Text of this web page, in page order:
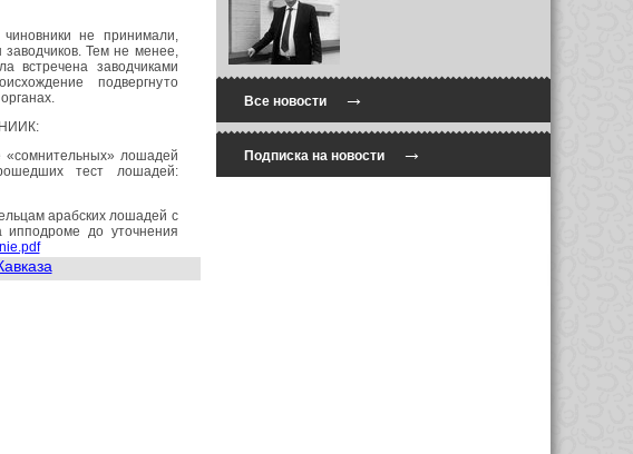
не принимали,
Тем не менее,
встречена заводчиками
подвергнуто
«сомнительных» лошадей
тест лошадей:
арабских лошадей с
до уточнения
Все новости→
Подписка на новости→